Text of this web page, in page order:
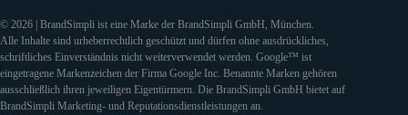
© 2026 | BrandSimpli ist eine Marke der BrandSimpli GmbH, München.
Alle Inhalte sind urheberrechtlich geschützt und dürfen ohne ausdrückliches,
schriftliches Einverständnis nicht weiterverwendet werden. Google™ ist
eingetragene Markenzeichen der Firma Google Inc. Benannte Marken gehören
ausschließlich ihren jeweiligen Eigentürmern. Die BrandSimpli GmbH bietet auf
BrandSimpli Marketing- und Reputationsdienstleistungen an.